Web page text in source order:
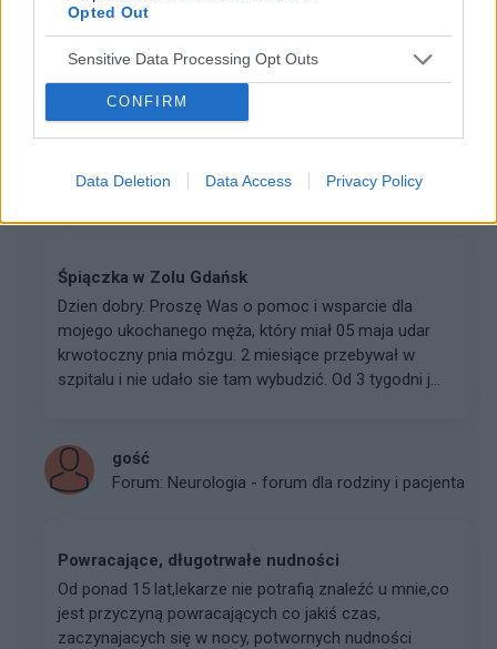
Opted Out
Sensitive Data Processing Opt Outs
CONFIRM
Data Deletion Data Access Privacy Policy
miał zapalenie lewego ucha które objawiało się
ciągle mimo wakacji ma zapchany nos i skarży się na
gość
Śpiączka w Zolu Gdańsk
Dzien dobry. Proszę Was o pomoc i wsparcie dla
mojego ukochanego męża, który miał 05 maja udar
krwotoczny pnia mózgu. 2 miesiące przebywał w
szpitalu i nie udało sie tam wybudzić. Od 3 tygodni j...
gość
Forum: Neurologia - forum dla rodziny i pacjenta
Powracające, długotrwałe nudności
Od ponad 15 lat,lekarze nie potrafią znaleźć u mnie,co
jest przyczyną powracających co jakiś czas,
zaczynajacych się w nocy, potwornych nudności